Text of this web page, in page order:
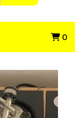
0